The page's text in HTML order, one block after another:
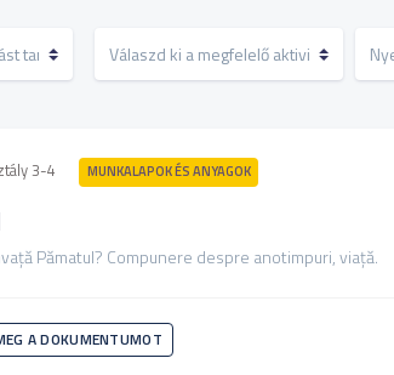
3-4 MUNKALAPOK ÉS ANYAGOK
Pămatul? Compunere despre anotimpuri, viață.
A DOKUMENTUMOT